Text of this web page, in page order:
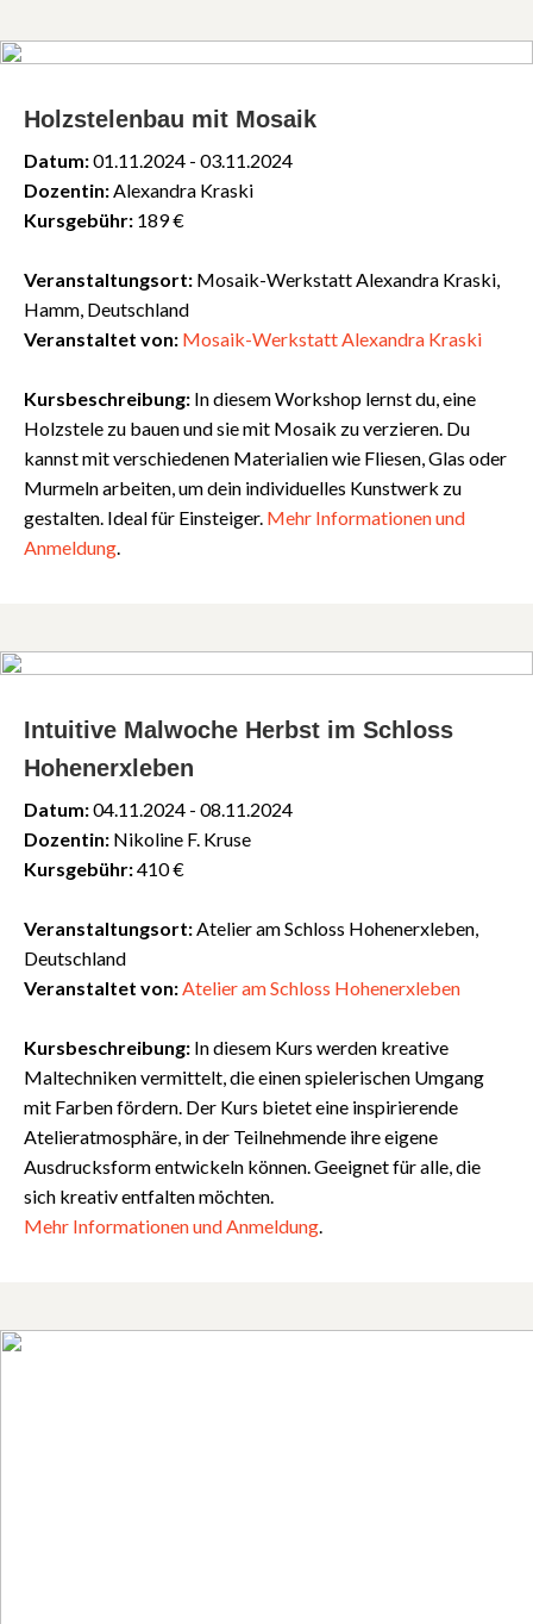
Holzstelenbau mit Mosaik
Datum:01.11.2024 - 03.11.2024
Dozentin:Alexandra Kraski
Kursgebühr: 189 €
Veranstaltungsort: Mosaik-Werkstatt Alexandra Kraski,
Hamm, Deutschland
Veranstaltet von: Mosaik-Werkstatt Alexandra Kraski
Kursbeschreibung: In diesem Workshop lernst du, eine
Holzstele zu bauen und sie mit Mosaik zu verzieren. Du
kannst mit verschiedenen Materialien wie Fliesen, Glas oder
Murmeln arbeiten, um dein individuelles Kunstwerk zu
gestalten. Ideal für Einsteiger. Mehr Informationenund
Anmeldung.
Intuitive Malwoche Herbst im Schloss
Hohenerxleben
Datum:04.11.2024 - 08.11.2024
Dozentin: Nikoline F. Kruse
Kursgebühr:410 €
Veranstaltungsort:Atelier am Schloss Hohenerxleben,
Deutschland
Veranstaltet von:Atelier am Schloss Hohenerxleben
Kursbeschreibung: In diesem Kurs werden kreative
Maltechniken vermittelt, die einen spielerischen Umgang
mit Farben fördern. Der Kurs bietet eine inspirierende
Atelieratmosphäre, in der Teilnehmende ihre eigene
Ausdrucksform entwickeln können. Geeignet für alle, die
sich kreativ entfalten möchten.
Mehr InformationenundAnmeldung.